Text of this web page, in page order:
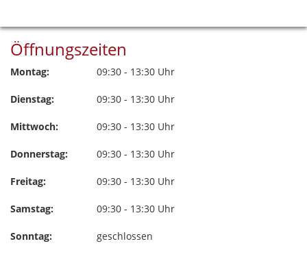
Öffnungszeiten
Montag: 09:30 - 13:30 Uhr
Dienstag: 09:30 - 13:30 Uhr
Mittwoch: 09:30 - 13:30 Uhr
Donnerstag: 09:30 - 13:30 Uhr
Freitag: 09:30 - 13:30 Uhr
Samstag: 09:30 - 13:30 Uhr
Sonntag: geschlossen